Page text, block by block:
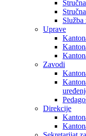
Služba
Uprave
Zavodi
Direkcije